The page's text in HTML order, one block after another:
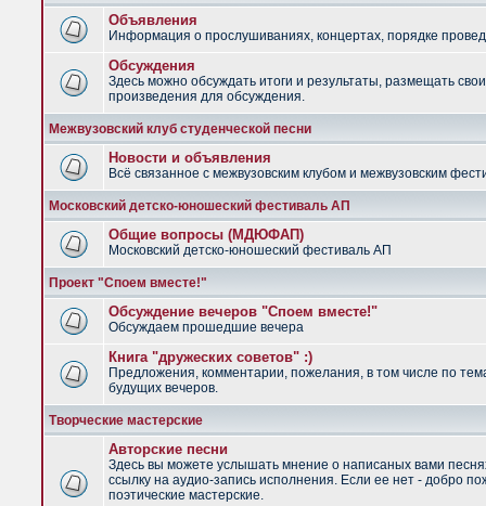
Объявления
Информация о прослушиваниях, концертах, порядке
Обсуждения
Здесь можно обсуждать итоги и результаты, размещать
произведения для обсуждения.
Межвузовский клуб студенческой песни
Новости и объявления
Всё связанное с межвузовским клубом и межвузовским
Московский детско-юношеский фестиваль АП
Общие вопросы (МДЮФАП)
Московский детско-юношеский фестиваль АП
Проект "Споем вместе!"
Обсуждение вечеров "Споем вместе!"
Обсуждаем прошедшие вечера
Книга "дружеских советов" :)
Предложения, комментарии, пожелания, в том числе по
будущих вечеров.
Творческие мастерские
Авторские песни
Здесь вы можете услышать мнение о написаных вами
ссылку на аудио-запись исполнения. Если ее нет - добро
поэтические мастерские.